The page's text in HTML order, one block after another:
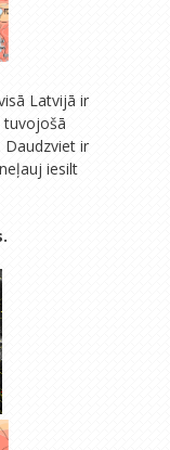
Latvijā ir
tuvojošā
Daudzviet ir
iesilt